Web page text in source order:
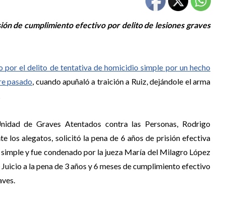
de cumplimiento efectivo por delito de lesiones graves
por el delito de tentativa de homicidio simple por un hecho
pasado , cuando apuñaló a traición a Ruiz, dejándole el arma
de Graves Atentados contra las Personas, Rodrigo
los alegatos, solicitó la pena de 6 años de prisión efectiva
y fue condenado por la jueza María del Milagro López
a la pena de 3 años y 6 meses de cumplimiento efectivo